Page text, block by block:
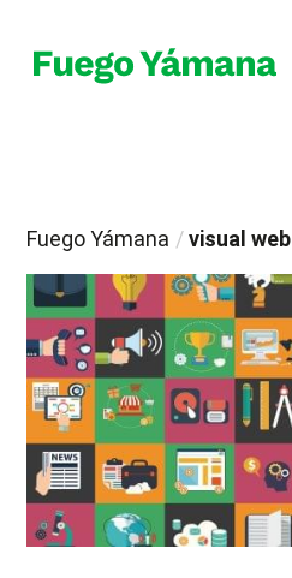
Fuego Yámana / visual web